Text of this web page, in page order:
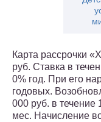
Карта рассрочки
руб. Ставка в
0% год. При его
годовых.
000 руб. в течение
мес. Начисление